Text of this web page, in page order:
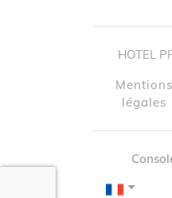
HOTEL
Mentions
légales